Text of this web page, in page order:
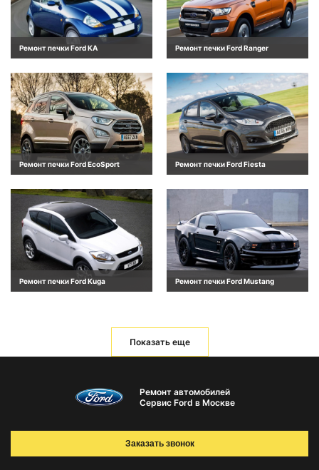
Ремонт печки Ford KA Ремонт печки Ford Ranger
Ремонт печки Ford EcoSport Ремонт печки Ford Fiesta
Ремонт печки Ford Kuga Ремонт печки Ford Mustang
Показать еще
Ремонт автомобилей
Сервис Ford в Москве
Заказать звонок